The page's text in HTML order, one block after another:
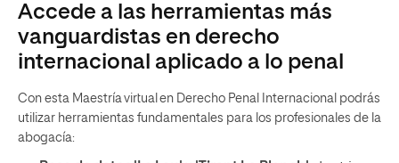
Accede a las herramientas más
vanguardistas en derecho
internacional aplicado a lo penal
Con esta Maestría virtual en Derecho Penal Internacional podrás
utilizar herramientas fundamentales para los profesionales de la
abogacía: